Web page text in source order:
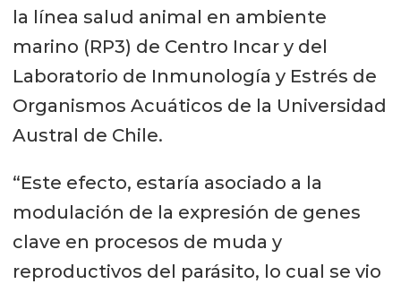
la línea salud animal en ambiente
marino (RP3) de Centro Incar y del
Laboratorio de Inmunología y Estrés de
Organismos Acuáticos de la Universidad
Austral de Chile.
“Este efecto, estaría asociado a la
modulación de la expresión de genes
clave en procesos de muda y
reproductivos del parásito, lo cual se vio